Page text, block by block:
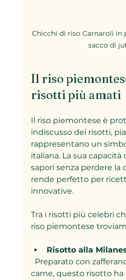
Chicchi di riso Carnaroli in
sacco di
Il riso
risotti più amati
Il riso piemontese è
indiscusso dei risotti,
rappresentano un
italiana. La sua capacità
sapori senza perdere la
rende perfetto per
innovative.
Tra i risotti più celebri
riso piemontese
Risotto alla
carne, questo risotto